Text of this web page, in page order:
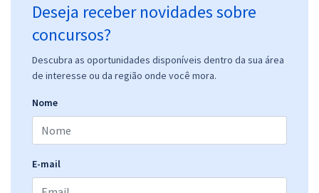
Deseja receber novidades sobre
concursos?
Descubra as oportunidades disponíveis dentro da sua área
de interesse ou da região onde você mora.
Nome
E-mail